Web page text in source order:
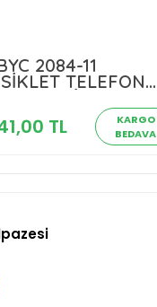
2084-11
TELEFON
SİYAH
TL
KARGO
BEDAVA
441,00 TL
Sepete Ekle